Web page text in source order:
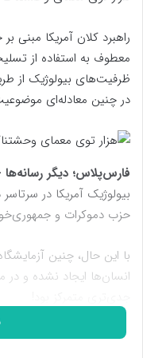
راهبرد کلان آمریکا مبنی
معطوف به استفاده از
ظرفیت‌های بیولوژیک از
در چنین معادله‌ای
فارس‌پلاس؛ دیگر رسانه‌ها
بیولوژیک آمریکا در
حزب دموکرات و
با این حال، چنین
انسان‌ها ایجاد نشده و در
اخیراً جلسه‌ای در شورای